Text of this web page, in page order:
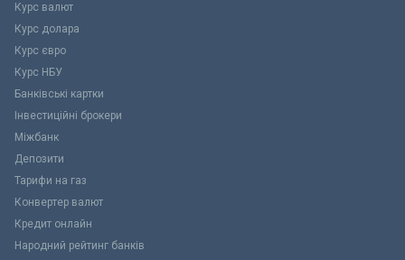
Курс валют
Курс долара
Курс євро
Курс НБУ
Банківські картки
Інвестиційні брокери
Міжбанк
Депозити
Тарифи на газ
Конвертер валют
Кредит онлайн
Народний рейтинг банків